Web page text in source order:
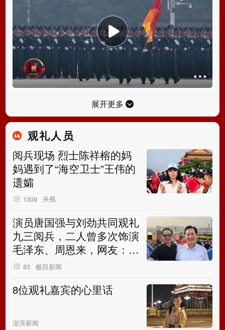
展开更多
观礼人员
阅兵现场 烈士陈祥榕的妈
妈遇到了“海空卫士”王伟的
遗孀
1309 央视
演员唐国强与刘劲共同观礼
九三阅兵，二人曾多次饰演
毛泽东、周恩来，网友：我
们的飞机再也不用飞两遍了
83 极目新闻
8位观礼嘉宾的心里话
澎湃新闻